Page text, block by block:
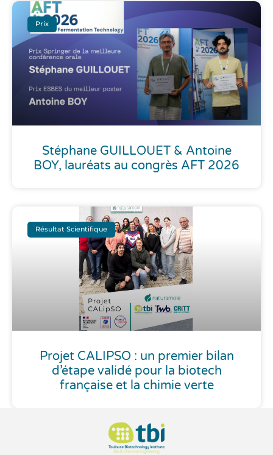
Prix
Stéphane GUILLOUET & Antoine
BOY, lauréats au congrès AFT 2026
Résultat Scientifique
Projet CALIPSO : un premier bilan
d’étape validé pour la biotech
française et la chimie verte